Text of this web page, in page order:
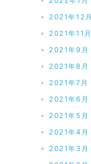
2021年12月
2021年11月
2021年9月
2021年8月
2021年7月
2021年6月
2021年5月
2021年4月
2021年3月